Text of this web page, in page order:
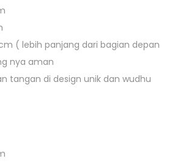
( lebih panjang dari bagian depan
nya aman
tangan di design unik dan wudhu